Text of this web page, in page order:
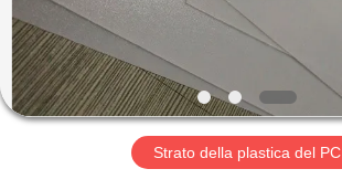
VIDEO
SU
DI
Strato della plastica del PC